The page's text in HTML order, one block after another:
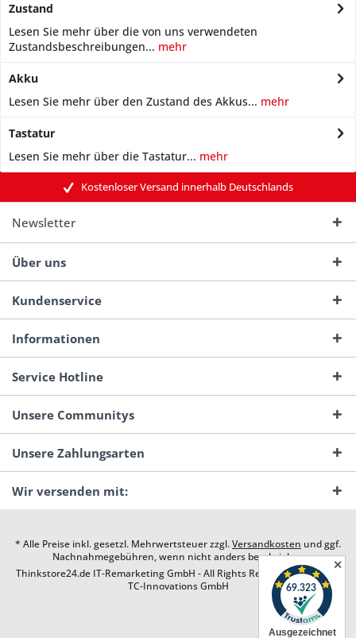
Zustand
Lesen Sie mehr über die von uns verwendeten
Zustandsbeschreibungen... mehr
Akku
Lesen Sie mehr über den Zustand des Akkus... mehr
Tastatur
Lesen Sie mehr über die Tastatur... mehr
Kostenloser Versand innerhalb Deutschlands
Newsletter
Über uns
Kundenservice
Informationen
Service Hotline
Unsere Communitys
Unsere Zahlungsarten
Wir versenden mit:
* Alle Preise inkl. gesetzl. Mehrwertsteuer zzgl.Versandkosten und ggf.
Nachnahmegebühren, wenn nicht anders beschrieben
Thinkstore24.de IT-Remarketing GmbH - All Rights Reserved. Design by
TC-Innovations GmbH
✕